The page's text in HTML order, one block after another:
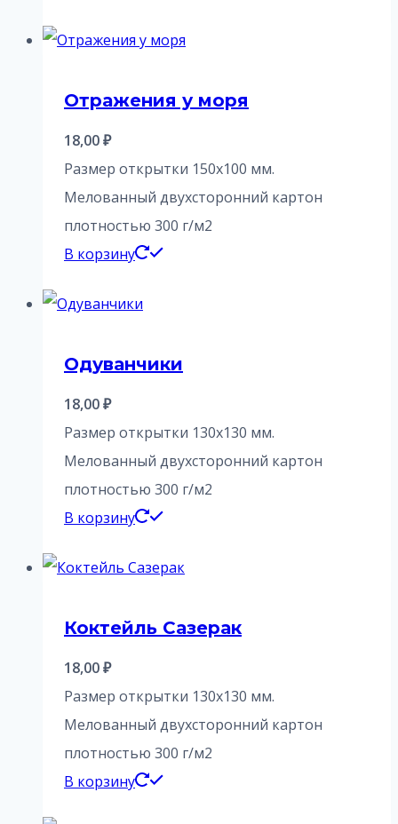
Отражения у моря
18,00₽
Размер открытки 150х100 мм.
Мелованный двухсторонний картон
плотностью 300 г/м2
В корзину
Одуванчики
18,00₽
Размер открытки 130х130 мм.
Мелованный двухсторонний картон
плотностью 300 г/м2
В корзину
Коктейль Сазерак
18,00₽
Размер открытки 130х130 мм.
Мелованный двухсторонний картон
плотностью 300 г/м2
В корзину